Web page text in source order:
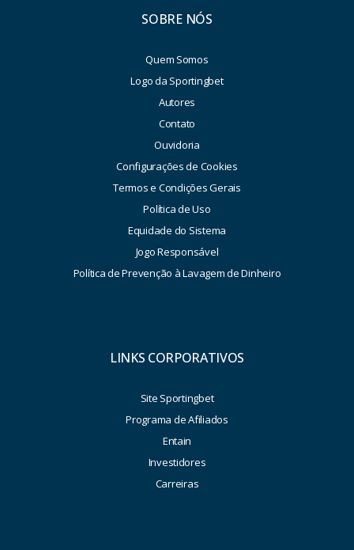
SOBRE NÓS
Quem Somos
Logo da Sportingbet
Autores
Contato
Ouvidoria
Configurações de Cookies
Termos e Condições Gerais
Política de Uso
Equidade do Sistema
Jogo Responsável
Política de Prevenção à Lavagem de Dinheiro
LINKS CORPORATIVOS
Site Sportingbet
Programa de Afiliados
Entain
Investidores
Carreiras